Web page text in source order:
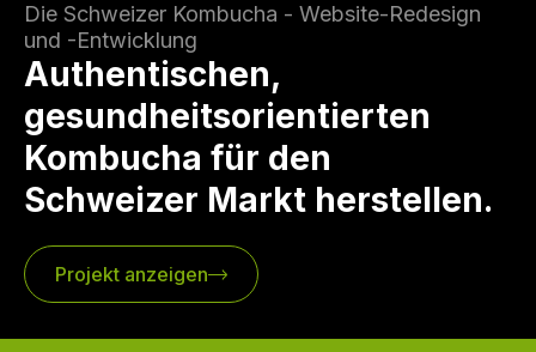
Die Schweizer Kombucha - Website-Redesign
und -Entwicklung
Authentischen,
gesundheitsorientierten
Kombucha für den
Schweizer Markt herstellen.
Projekt anzeigen